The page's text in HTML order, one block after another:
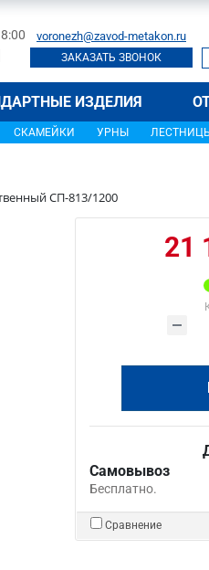
voronezh@zavod-metakon.ru
ЗАКАЗАТЬ ЗВОНОК
ИЗДЕЛИЯ
СКАМЕЙКИ УРНЫ ЛЕСТНИЦЫ
СП-813/1200
21
Самовывоз
Бесплатно.
Сравнение